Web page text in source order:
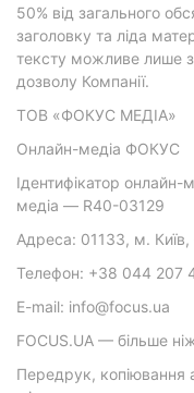
50% від загального
заголовку та ліда
тексту можливе лише
дозволу Компанії.
ТОВ «ФОКУС МЕДІА»
Онлайн-медіа ФОКУС
Ідентифікатор онлайн-
медіа — R40-03129
Адреса: 01133, м. Київ,
Телефон: +38 044 207
E-mail: info@focus.ua
FOCUS.UA — більше
Передрук, копіювання